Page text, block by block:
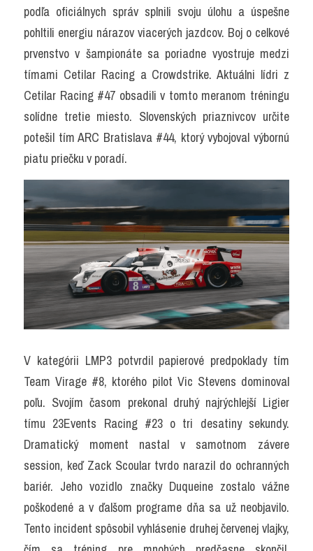
podľa oficiálnych správ splnili svoju úlohu a úspešne
pohltili energiu nárazov viacerých jazdcov. Boj o celkové
prvenstvo v šampionáte sa poriadne vyostruje medzi
tímami Cetilar Racing a Crowdstrike. Aktuálni lídri z
Cetilar Racing #47 obsadili v tomto meranom tréningu
solídne tretie miesto. Slovenských priaznivcov určite
potešil tím ARC Bratislava #44, ktorý vybojoval výbornú
piatu priečku v poradí.
V kategórii LMP3 potvrdil papierové predpoklady tím
Team Virage #8, ktorého pilot Vic Stevens dominoval
poľu. Svojím časom prekonal druhý najrýchlejší Ligier
tímu 23Events Racing #23 o tri desatiny sekundy.
Dramatický moment nastal v samotnom závere
session, keď Zack Scoular tvrdo narazil do ochranných
bariér. Jeho vozidlo značky Duqueine zostalo vážne
poškodené a v ďalšom programe dňa sa už neobjavilo.
Tento incident spôsobil vyhlásenie druhej červenej vlajky,